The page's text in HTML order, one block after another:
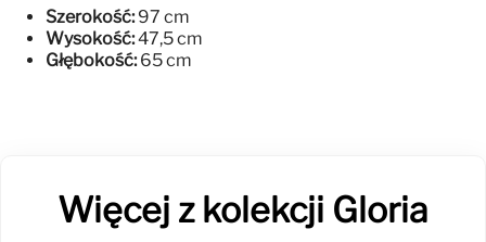
Szerokość:97 cm
Wysokość:47,5 cm
Głębokość:65 cm
Więcej z kolekcji Gloria